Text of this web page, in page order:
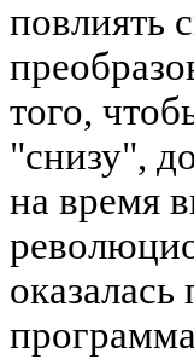
повлиять
того,
"снизу",
на время